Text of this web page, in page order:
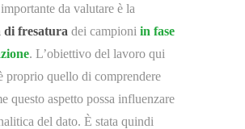
da valutare è la
fresatura dei campioni in fase
. L’obiettivo del lavoro qui
proprio quello di comprendere
questo aspetto possa influenzare
del dato. È stata quindi